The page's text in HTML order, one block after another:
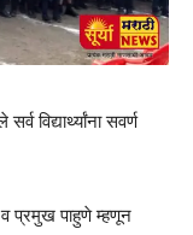
विद्यार्थ्यांना सवर्ण
व प्रमुख पाहुणे म्हणून